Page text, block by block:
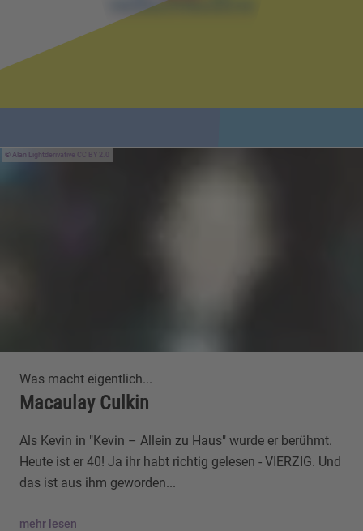
Alan Lightderivative CC BY 2.0
Was macht eigentlich...
Macaulay Culkin
Als Kevin in "Kevin – Allein zu Haus" wurde er berühmt.
Heute ist er 40! Ja ihr habt richtig gelesen - VIERZIG. Und
das ist aus ihm geworden...
mehr lesen